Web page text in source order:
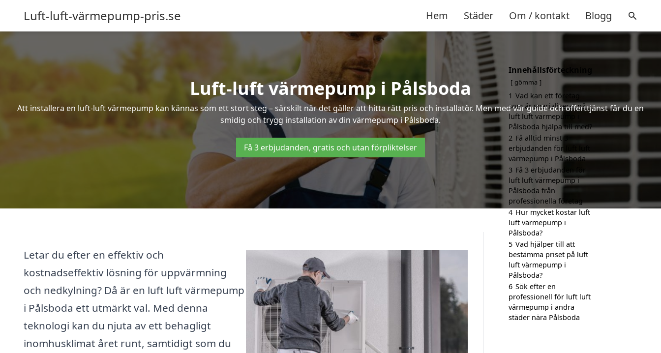
Luft-luft-värmepump-pris.se Hem Städer Om / kontakt Blogg
Luft-luft värmepump i Pålsboda
Att installera en luft-luft värmepump kan kännas som ett stort steg – särskilt när det gäller att hitta rätt pris och installatör. Men med vår guide och offerttjänst får du en
smidig och trygg installation av din värmepump i Pålsboda.
Få 3 erbjudanden, gratis och utan förpliktelser
Letar du efter en effektiv och
kostnadseffektiv lösning för uppvärmning
och nedkylning? Då är en luft luft värmepump
i Pålsboda ett utmärkt val. Med denna
teknologi kan du njuta av ett behagligt
inomhusklimat året runt, samtidigt som du
Innehållsförteckning
gömma
1 Vad kan ett företag
som är specialiserat på
luft luft värmepump i
Pålsboda hjälpa till med?
2 Få alltid minst 3
erbjudanden för luft luft
värmepump i Pålsboda
3 Få 3 erbjudanden för
luft luft värmepump i
Pålsboda från
professionella företag
4 Hur mycket kostar luft
luft värmepump i
Pålsboda?
5 Vad hjälper till att
bestämma priset på luft
luft värmepump i
Pålsboda?
6 Sök efter en
professionell för luft luft
värmepump i andra
städer nära Pålsboda